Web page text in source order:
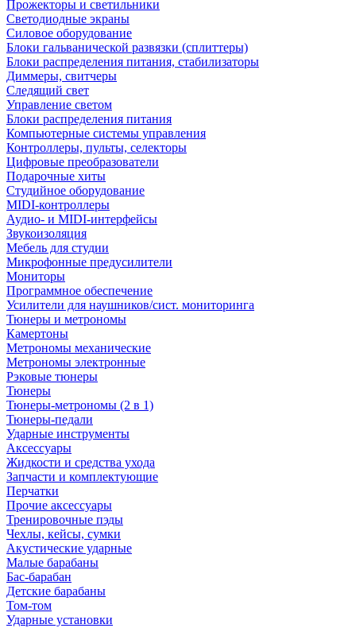
Прожекторы и светильники
Светодиодные экраны
Силовое оборудование
Блоки гальванической развязки (сплиттеры)
Блоки распределения питания, стабилизаторы
Диммеры, свитчеры
Следящий свет
Управление светом
Блоки распределения питания
Компьютерные системы управления
Контроллеры, пульты, селекторы
Цифровые преобразователи
Подарочные хиты
Студийное оборудование
MIDI-контроллеры
Аудио- и MIDI-интерфейсы
Звукоизоляция
Мебель для студии
Микрофонные предусилители
Мониторы
Программное обеспечение
Усилители для наушников/сист. мониторинга
Тюнеры и метрономы
Камертоны
Метрономы механические
Метрономы электронные
Рэковые тюнеры
Тюнеры
Тюнеры-метрономы (2 в 1)
Тюнеры-педали
Ударные инструменты
Аксессуары
Жидкости и средства ухода
Запчасти и комплектующие
Перчатки
Прочие аксессуары
Тренировочные пэды
Чехлы, кейсы, сумки
Акустические ударные
Mалые барабаны
Бас-барабан
Детские барабаны
Том-том
Ударные установки